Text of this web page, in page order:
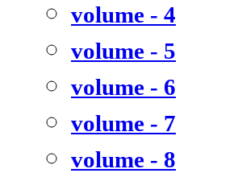
volume - 4
volume - 5
volume - 6
volume - 7
volume - 8